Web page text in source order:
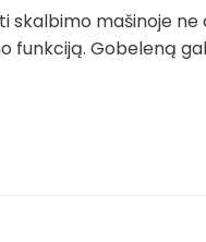
mašinoje ne
funkciją. Gobeleną